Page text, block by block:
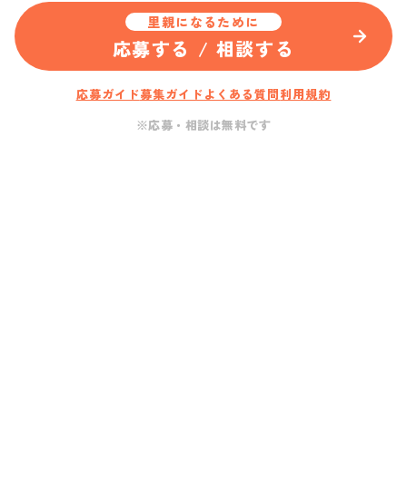
里親になるために
応募する / 相談する
応募ガイド募集ガイド よくある質問利用規約
※応募・相談は無料です